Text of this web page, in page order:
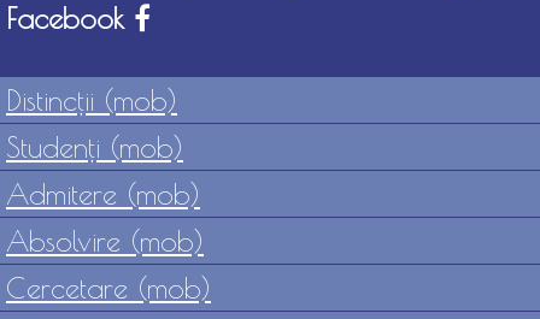
Facebook
Distincţii (mob)
Studenţi (mob)
Admitere (mob)
Absolvire (mob)
Cercetare (mob)